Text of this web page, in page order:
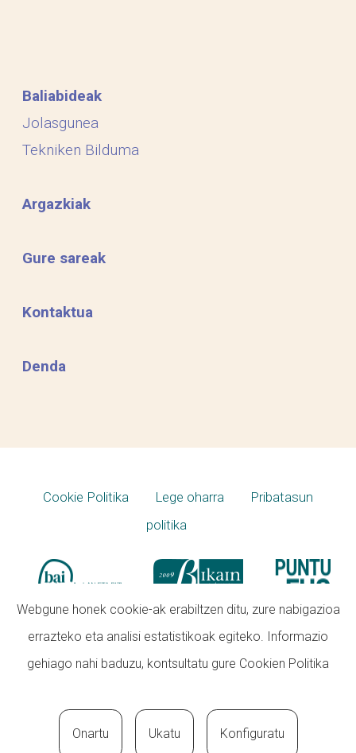
Baliabideak
Jolasgunea
Tekniken Bilduma
Argazkiak
Gure sareak
Kontaktua
Denda
Cookie Politika Lege oharra
Pribatasun
politika
Webgune honek cookie-ak erabiltzen ditu, zure nabigazioa
errazteko eta analisi estatistikoak egiteko. Informazio
gehiago nahi baduzu, kontsultatu gure Cookien Politika
Onartu Ukatu Konfiguratu